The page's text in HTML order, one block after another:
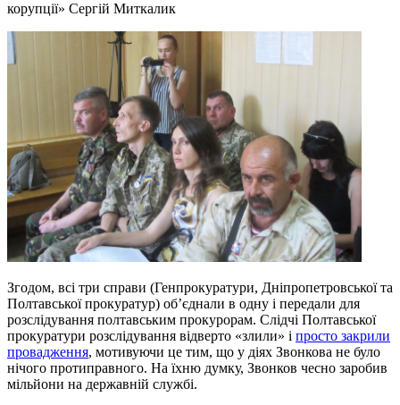
корупції» Сергій Миткалик
Згодом, всі три справи (Генпрокуратури, Дніпропетровської та
Полтавської прокуратур) об’єднали в одну і передали для
розслідування полтавським прокурорам. Слідчі Полтавської
прокуратури розслідування відверто «злили» і просто закрили
провадження, мотивуючи це тим, що у діях Звонкова не було
нічого протиправного. На їхню думку, Звонков чесно заробив
мільйони на державній службі.